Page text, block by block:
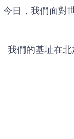
今日，我們面對
我們的基址在